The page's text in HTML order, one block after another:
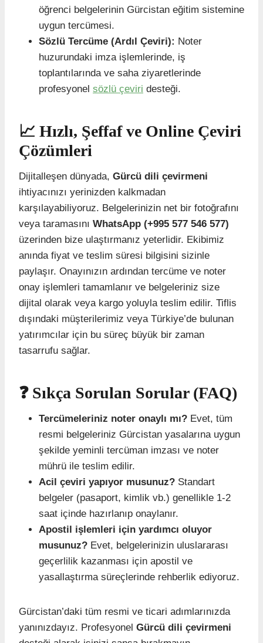
öğrenci belgelerinin Gürcistan eğitim sistemine
uygun tercümesi.
Sözlü Tercüme (Ardıl Çeviri): Noter
huzurundaki imza işlemlerinde, iş
toplantılarında ve saha ziyaretlerinde
profesyonel sözlü çeviri desteği.
📈 Hızlı, Şeffaf ve Online Çeviri
Çözümleri
Dijitalleşen dünyada, Gürcü dili çevirmeni
ihtiyacınızı yerinizden kalkmadan
karşılayabiliyoruz. Belgelerinizin net bir fotoğrafını
veya taramasını WhatsApp (+995 577 546 577)
üzerinden bize ulaştırmanız yeterlidir. Ekibimiz
anında fiyat ve teslim süresi bilgisini sizinle
paylaşır. Onayınızın ardından tercüme ve noter
onay işlemleri tamamlanır ve belgeleriniz size
dijital olarak veya kargo yoluyla teslim edilir. Tiflis
dışındaki müşterilerimiz veya Türkiye’de bulunan
yatırımcılar için bu süreç büyük bir zaman
tasarrufu sağlar.
❓ Sıkça Sorulan Sorular (FAQ)
Tercümeleriniz noter onaylı mı? Evet, tüm
resmi belgeleriniz Gürcistan yasalarına uygun
şekilde yeminli tercüman imzası ve noter
mührü ile teslim edilir.
Acil çeviri yapıyor musunuz? Standart
belgeler (pasaport, kimlik vb.) genellikle 1-2
saat içinde hazırlanıp onaylanır.
Apostil işlemleri için yardımcı oluyor
musunuz? Evet, belgelerinizin uluslararası
geçerlilik kazanması için apostil ve
yasallaştırma süreçlerinde rehberlik ediyoruz.
Gürcistan’daki tüm resmi ve ticari adımlarınızda
yanınızdayız. Profesyonel Gürcü dili çevirmeni